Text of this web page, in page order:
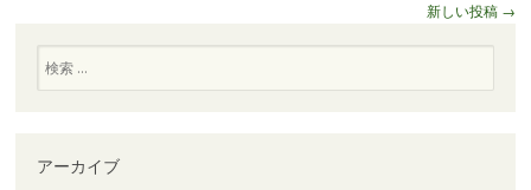
新しい投稿 →
索
アーカイブ